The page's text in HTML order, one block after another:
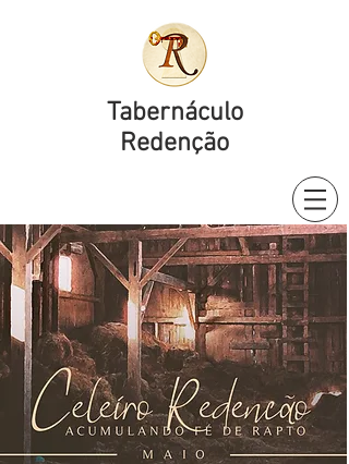
Tabernáculo
Redenção